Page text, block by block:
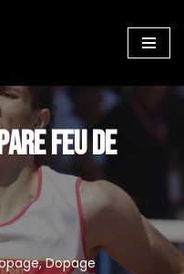
FEU DE
,Dopage